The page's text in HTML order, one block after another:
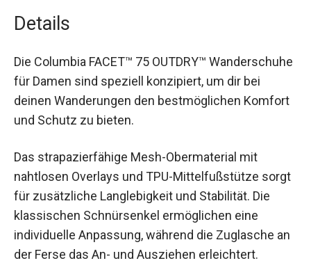
Details
Die Columbia FACET™ 75 OUTDRY™
Wanderschuhe für Damen sind speziell
konzipiert, um dir bei deinen Wanderungen den
bestmöglichen Komfort und Schutz zu bieten.
Das strapazierfähige Mesh-Obermaterial mit
nahtlosen Overlays und TPU-Mittelfußstütze
sorgt für zusätzliche Langlebigkeit und Stabilität.
Die klassischen Schnürsenkel ermöglichen eine